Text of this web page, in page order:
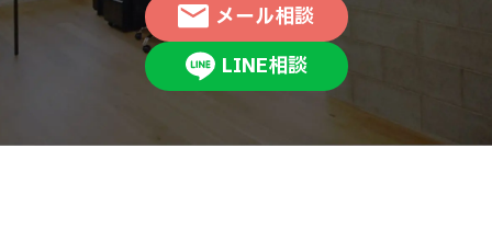
メール相談
LINE相談